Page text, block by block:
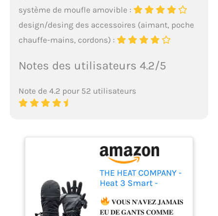
système de moufle amovible :
design/desing des accessoires (aimant, poche
chauffe-mains, cordons) :
Notes des utilisateurs 4.2/5
Note de 4.2 pour 52 utilisateurs
THE HEAT COMPANY -
Heat 3 Smart -
matière de Gants -
Gants & moufles en
𝐕𝐎𝐔𝐒 𝐍'𝐀𝐕𝐄𝐙 𝐉𝐀𝐌𝐀𝐈𝐒
𝐄𝐔 𝐃𝐄 𝐆𝐀𝐍𝐓𝐒 𝐂𝐎𝐌𝐌𝐄